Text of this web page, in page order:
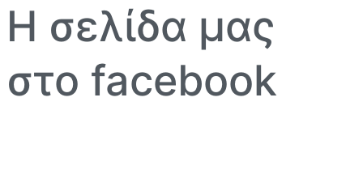
Η σελίδα μας
στο facebook